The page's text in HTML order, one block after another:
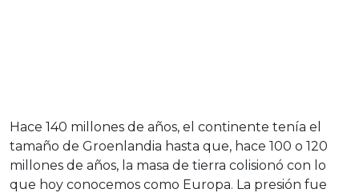
Hace 140 millones de años, el continente tenía el
tamaño de Groenlandia hasta que, hace 100 o 120
millones de años, la masa de tierra colisionó con lo
que hoy conocemos como Europa. La presión fue